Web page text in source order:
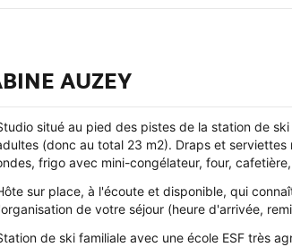
AUZEY
situé au pied des pistes de la station de
(donc au total 23 m2). Draps et
frigo avec mini-congélateur, four,
sur place, à l'écoute et disponible, qui
de votre séjour (heure d'arrivée,
de ski familiale avec une école ESF très